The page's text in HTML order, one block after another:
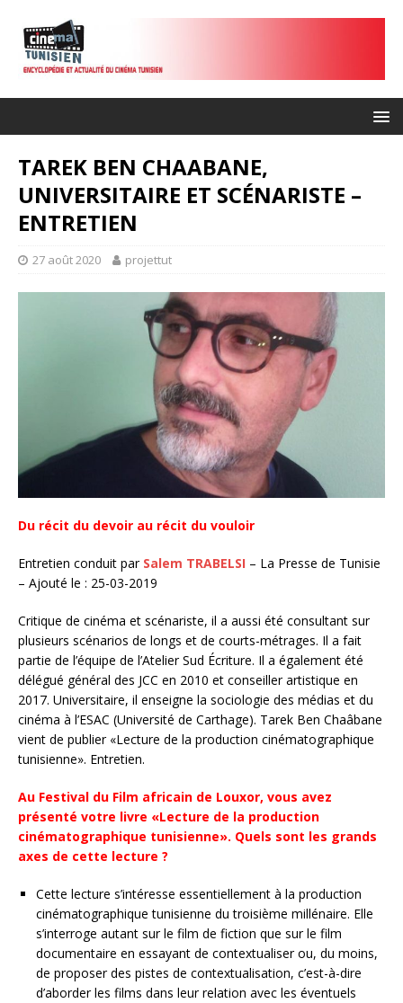
TAREK BEN CHAABANE,
UNIVERSITAIRE ET SCÉNARISTE –
ENTRETIEN
27 août 2020 projettut
Du récit du devoir au récit du vouloir
Entretien conduit par Salem TRABELSI – La Presse de Tunisie
– Ajouté le : 25-03-2019
Critique de cinéma et scénariste, il a aussi été consultant sur
plusieurs scénarios de longs et de courts-métrages. Il a fait
partie de l’équipe de l’Atelier Sud Écriture. Il a également été
délégué général des JCC en 2010 et conseiller artistique en
2017. Universitaire, il enseigne la sociologie des médias et du
cinéma à l’ESAC (Université de Carthage). Tarek Ben Chaâbane
vient de publier «Lecture de la production cinématographique
tunisienne». Entretien.
Au Festival du Film africain de Louxor, vous avez
présenté votre livre «Lecture de la production
cinématographique tunisienne». Quels sont les grands
axes de cette lecture ?
Cette lecture s’intéresse essentiellement à la production
cinématographique tunisienne du troisième millénaire. Elle
s’interroge autant sur le film de fiction que sur le film
documentaire en essayant de contextualiser ou, du moins,
de proposer des pistes de contextualisation, c’est-à-dire
d’aborder les films dans leur relation avec les éventuels